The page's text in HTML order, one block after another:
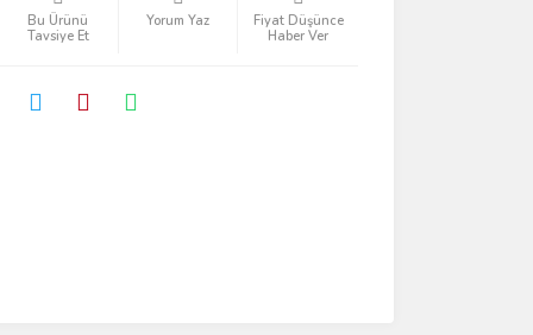
Bu Ürünü
Tavsiye Et
Yorum Yaz
Fiyat Düşünce
Haber Ver